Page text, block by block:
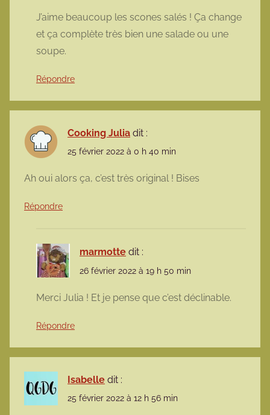
J’aime beaucoup les scones salés ! Ça change
et ça complète très bien une salade ou une
soupe.
Répondre
Cooking Julia dit :
25 février 2022 à 0 h 40 min
Ah oui alors ça, c’est très original ! Bises
Répondre
marmotte dit :
26 février 2022 à 19 h 50 min
Merci Julia ! Et je pense que c’est déclinable.
Répondre
Isabelle dit :
25 février 2022 à 12 h 56 min